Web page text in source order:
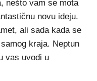
nešto vam se mota
novu ideju.
ali sada kada se
kraja. Neptun
vas uvodi u